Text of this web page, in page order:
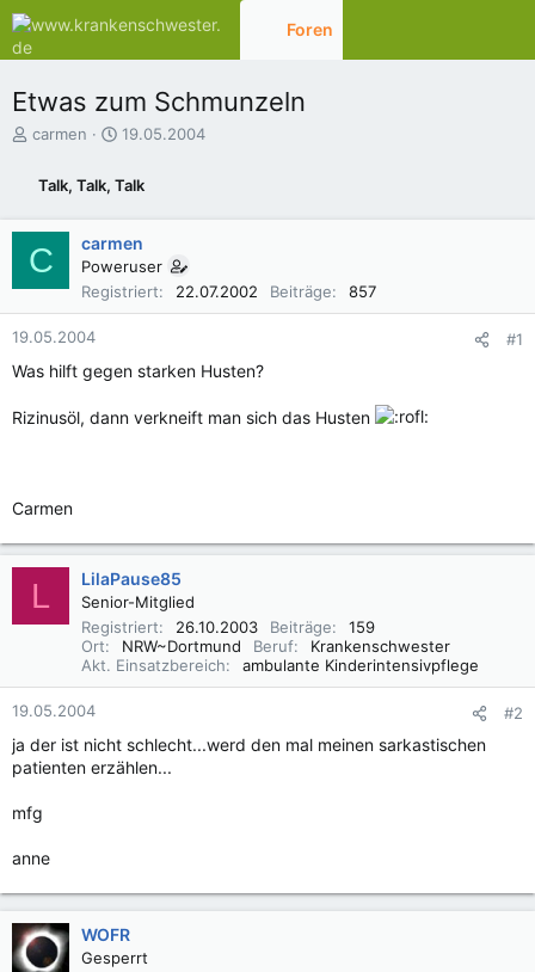
Foren
Etwas zum Schmunzeln
E
s
e
l
carmen
E
s
t
e
l
l
t
19.05.2004
Talk, Talk, Talk
C carmen
Poweruser
Registriert
22.07.2002 Beiträge 857
19.05.2004 #1
Was hilft gegen starken Husten?
Rizinusöl, dann verkneift man sich das Husten
Carmen
L LilaPause85
Senior-Mitglied
Registriert
26.10.2003 Beiträge
159
Ort
NRW~Dortmund Beruf
Krankenschwester
Akt. Einsatzbereich
ambulante Kinderintensivpflege
19.05.2004 #2
ja der ist nicht schlecht...werd den mal meinen sarkastischen
patienten erzählen...
mfg
anne
WOFR
Gesperrt